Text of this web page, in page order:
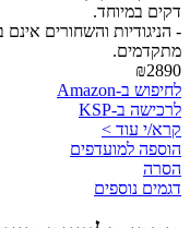
דקים במיוחד.
מתקדמים.
₪2890
לחיפוש ב-Amazon
לרכישה ב-KSP
קרא/י עוד >
הוספה למועדפים
הסרה
דגמים נוספים